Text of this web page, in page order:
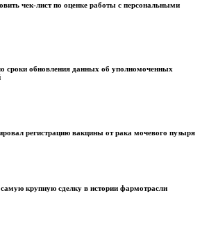
чек-лист по оценке работы с персональными
сроки обновления данных об уполномоченных
регистрацию вакцины от рака мочевого пузыря
крупную сделку в истории фармотрасли